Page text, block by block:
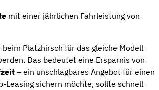
mit einer jährlichen Fahrleistung von
Platzhirsch für das gleiche Modell
Das bedeutet eine Ersparnis von
– ein unschlagbares Angebot für einen
Leasing sichern möchte, sollte schnell